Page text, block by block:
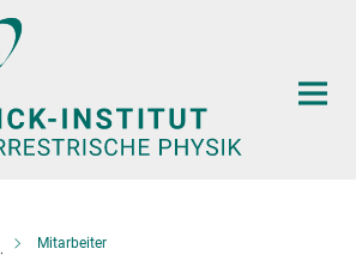
Mitarbeiter